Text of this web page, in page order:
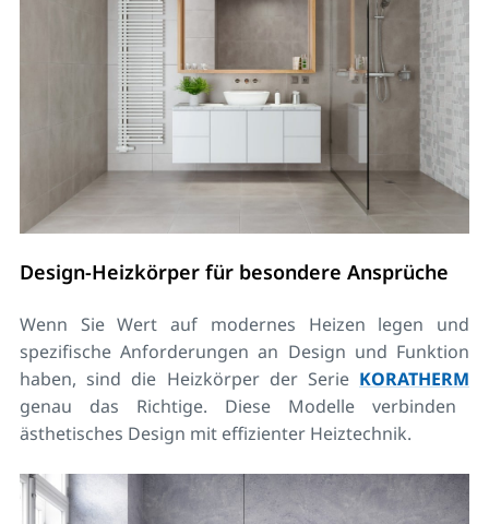
Design-Heizkörper für besondere Ansprüche
Wenn Sie Wert auf modernes Heizen legen und
spezifische Anforderungen an Design und Funktion
haben, sind die Heizkörper der Serie KORATHERM
genau das Richtige. Diese Modelle verbinden
ästhetisches Design mit effizienter Heiztechnik.